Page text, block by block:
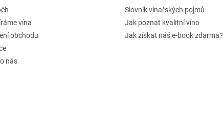
vína
obchodu
nás
Slovník vinařských pojmů
Jak poznat kvalitní víno
Jak získat náš e-book zdarma?